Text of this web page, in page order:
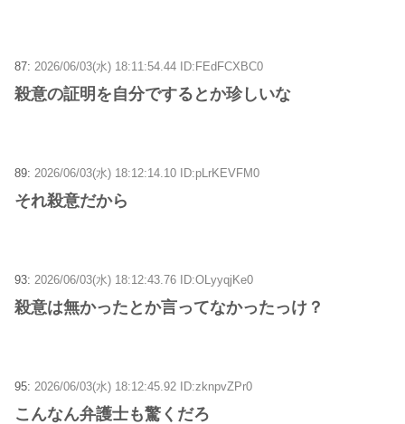
87: 2026/06/03(水) 18:11:54.44 ID:FEdFCXBC0
殺意の証明を自分でするとか珍しいな
89: 2026/06/03(水) 18:12:14.10 ID:pLrKEVFM0
それ殺意だから
93: 2026/06/03(水) 18:12:43.76 ID:OLyyqjKe0
殺意は無かったとか言ってなかったっけ？
95: 2026/06/03(水) 18:12:45.92 ID:zknpvZPr0
こんなん弁護士も驚くだろ